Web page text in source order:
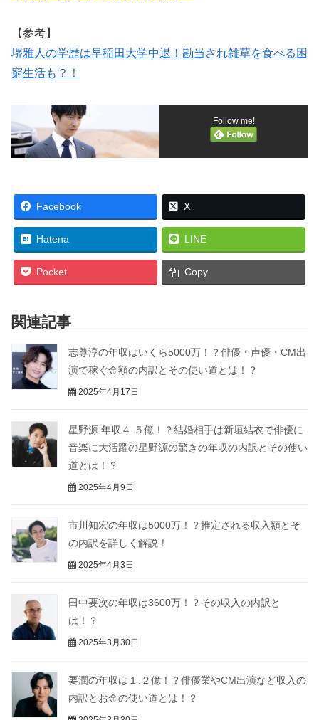
【参考】
堺雅人の学歴は早稲田大学中退！勘当され雑草を食べる困
窮生活も？！
Follow me!
Facebook X
Hatena LINE
Pocket Copy
関連記事
志尊淳の年収はいくら5000万！？俳優・声優・CM出
演で稼ぐ金額の内訳とその使い道とは！？
2025年4月17日
星野源 年収４.５億！？結婚相手は新垣結衣で俳優に
音楽に大活躍の星野源の驚きの年収の内訳とその使い
道とは！？
2025年4月9日
市川知宏の年収は5000万！？推定される収入額とそ
の内訳を詳しく解説！
2025年4月3日
田中要次の年収は3600万！？その収入の内訳と
は！？
2025年3月30日
要潤の年収は１.２億！？俳優業やCM出演など収入の
内訳とお金の使い道とは！？